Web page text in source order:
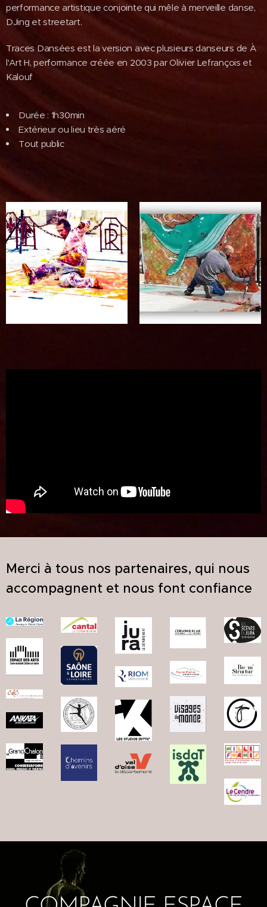
performance artistique conjointe qui mêle à merveille danse,
DJing et streetart.
Traces Dansées est la version avec plusieurs danseurs de À
l'Art H, performance créée en 2003 par Olivier Lefrançois et
Kalouf
Durée : 1h30min
Extérieur ou lieu très aéré
Tout public
Merci à tous nos partenaires, qui nous
accompagnent et nous font confiance